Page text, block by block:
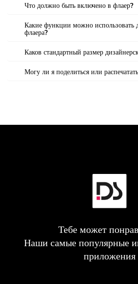
Что должно быть включено в флаер?
Какие функции можно использовать
флаера?
Каков стандартный размер
Могу ли я поделиться или
Тебе может
Наши самые популярные
приложения